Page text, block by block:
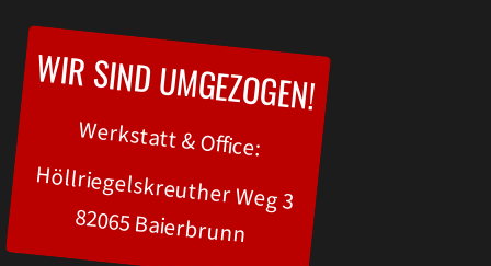
WIR SIND UMGEZOGEN!
Werkstatt & Office:
Höllriegelskreuther Weg 3
82065 Baierbrunn